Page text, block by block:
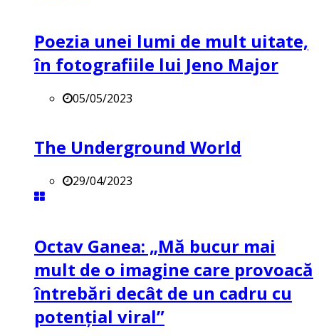
Poezia unei lumi de mult uitate,
în fotografiile lui Jeno Major
05/05/2023
The Underground World
29/04/2023
Octav Ganea: „Mă bucur mai
mult de o imagine care provoacă
întrebări decât de un cadru cu
potenţial viral”